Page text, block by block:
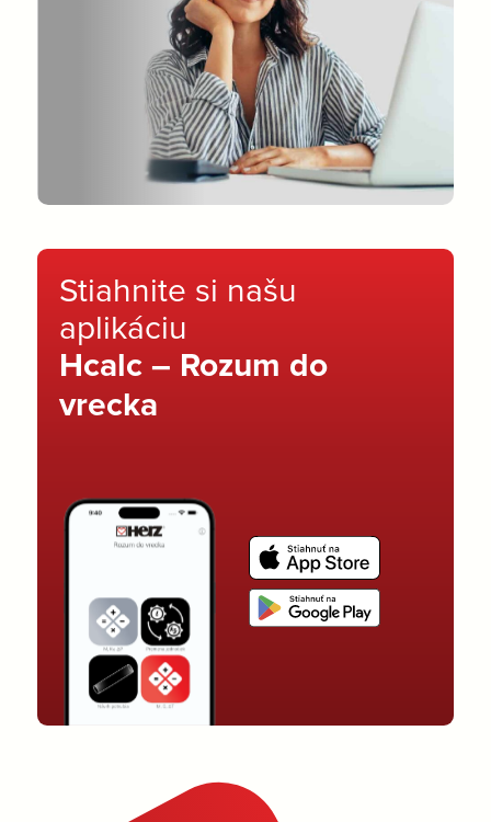
Stiahnite si našu
aplikáciu
Hcalc – Rozum do
vrecka